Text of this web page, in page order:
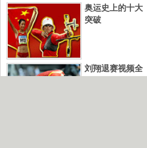
奥运史上的十大
突破
刘翔退赛视频全